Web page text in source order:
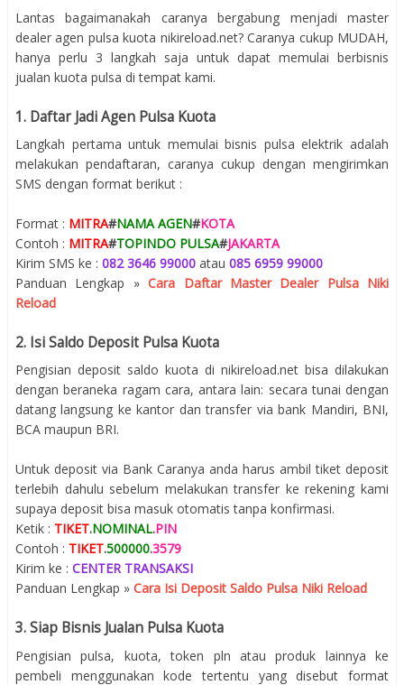
Lantas bagaimanakah caranya bergabung menjadi master
dealer agen pulsa kuota nikireload.net? Caranya cukup MUDAH,
hanya perlu 3 langkah saja untuk dapat memulai berbisnis
jualan kuota pulsa di tempat kami.
1. Daftar Jadi Agen Pulsa Kuota
Langkah pertama untuk memulai bisnis pulsa elektrik adalah
melakukan pendaftaran, caranya cukup dengan mengirimkan
SMS dengan format berikut :
Format : MITRA#NAMA AGEN#KOTA
Contoh : MITRA#TOPINDO PULSA#JAKARTA
Kirim SMS ke : 082 3646 99000 atau 085 6959 99000
Panduan Lengkap »Cara Daftar Master Dealer Pulsa Niki
Reload
2. Isi Saldo Deposit Pulsa Kuota
Pengisian deposit saldo kuota di nikireload.net bisa dilakukan
dengan beraneka ragam cara, antara lain: secara tunai dengan
datang langsung ke kantor dan transfer via bank Mandiri, BNI,
BCA maupun BRI.
Untuk deposit via Bank Caranya anda harus ambil tiket deposit
terlebih dahulu sebelum melakukan transfer ke rekening kami
supaya deposit bisa masuk otomatis tanpa konfirmasi.
Ketik : TIKET.NOMINAL.PIN
Contoh : TIKET.500000.3579
Kirim ke : CENTER TRANSAKSI
Panduan Lengkap » Cara Isi Deposit Saldo Pulsa Niki Reload
3. Siap Bisnis Jualan Pulsa Kuota
Pengisian pulsa, kuota, token pln atau produk lainnya ke
pembeli menggunakan kode tertentu yang disebut format